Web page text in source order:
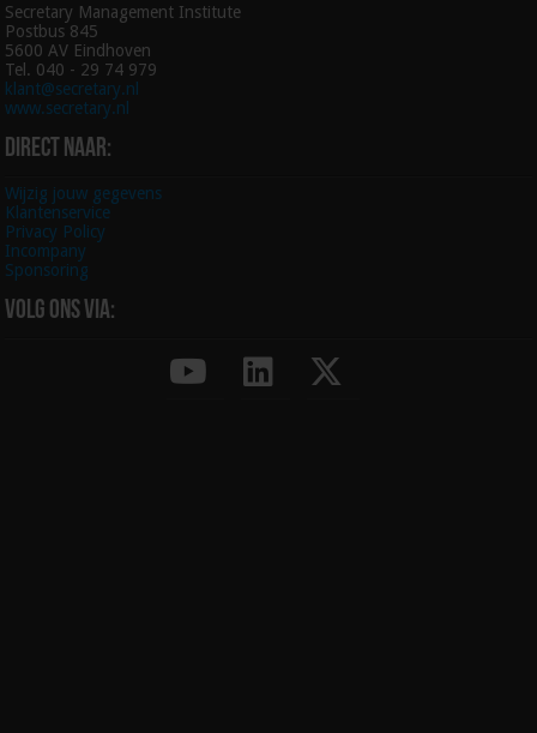
Secretary Management Institute
Postbus 845
5600 AV Eindhoven
Tel. 040 - 29 74 979
klant@secretary.nl
www.secretary.nl
Direct naar:
Wijzig jouw gegevens
Klantenservice
Privacy Policy
Incompany
Sponsoring
Volg ons via: